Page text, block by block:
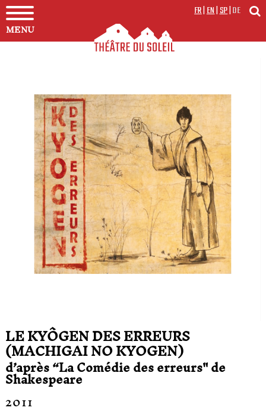
MENU
FR|EN|SP|DE
LE KYÔGEN DES ERREURS
(MACHIGAI NO KYOGEN)
d’après “La Comédie des erreurs" de
Shakespeare
2011